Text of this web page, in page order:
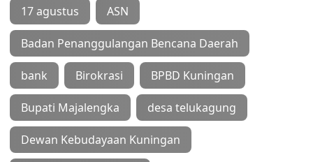
17 agustus ASN
Badan Penanggulangan Bencana Daerah
bank Birokrasi BPBD Kuningan
Bupati Majalengka desa telukagung
Dewan Kebudayaan Kuningan